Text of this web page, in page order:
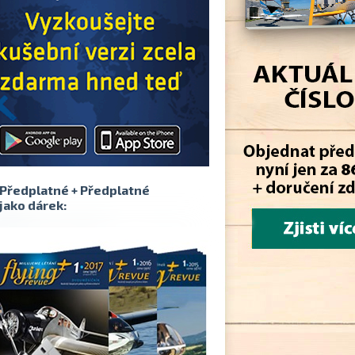
Předplatné + Předplatné
jako dárek: